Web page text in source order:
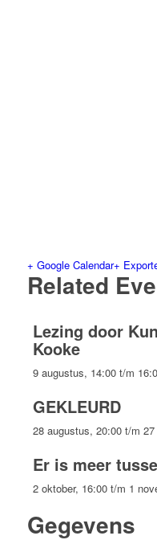
+ Google Calendar+
Related
Lezing door
Kooke
9 augustus, 14:00t/m
GEKLEURD
28 augustus, 20:00t/m
Er is meer
2 oktober, 16:00t/m 1
Gegevens